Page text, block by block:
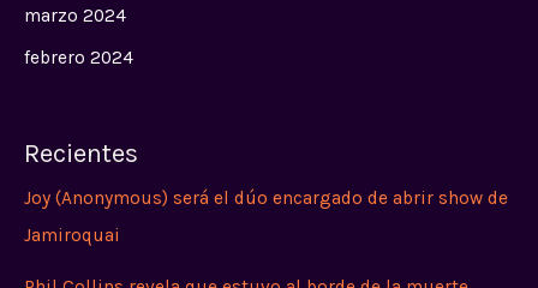
marzo 2024
febrero 2024
Recientes
Joy (Anonymous) será el dúo encargado de abrir show de
Jamiroquai